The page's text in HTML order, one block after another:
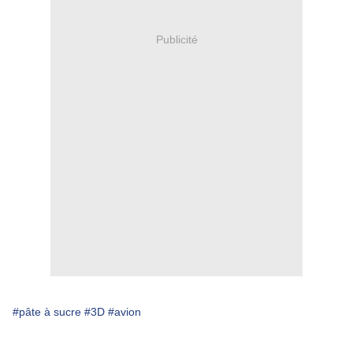
Publicité
#pâte à sucre #3D #avion